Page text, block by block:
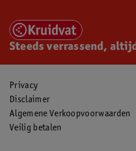
Steeds verrassend,
Privacy
Disclaimer
Algemene Verkoopvoorwaarden
Veilig betalen